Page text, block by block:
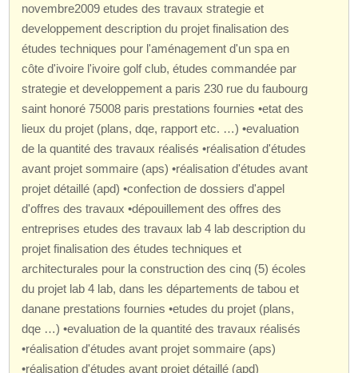
novembre2009 etudes des travaux strategie et
developpement description du projet finalisation des
études techniques pour l'aménagement d'un spa en
côte d'ivoire l'ivoire golf club, études commandée par
strategie et developpement a paris 230 rue du faubourg
saint honoré 75008 paris prestations fournies •etat des
lieux du projet (plans, dqe, rapport etc. …) •evaluation
de la quantité des travaux réalisés •réalisation d'études
avant projet sommaire (aps) •réalisation d'études avant
projet détaillé (apd) •confection de dossiers d'appel
d'offres des travaux •dépouillement des offres des
entreprises etudes des travaux lab 4 lab description du
projet finalisation des études techniques et
architecturales pour la construction des cinq (5) écoles
du projet lab 4 lab, dans les départements de tabou et
danane prestations fournies •etudes du projet (plans,
dqe …) •evaluation de la quantité des travaux réalisés
•réalisation d'études avant projet sommaire (aps)
•réalisation d'études avant projet détaillé (apd)